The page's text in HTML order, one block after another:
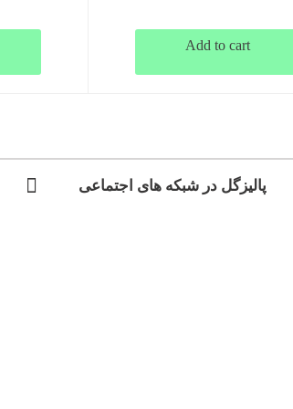
Add to cart
پالیزگل در شبکه های اجتماعی